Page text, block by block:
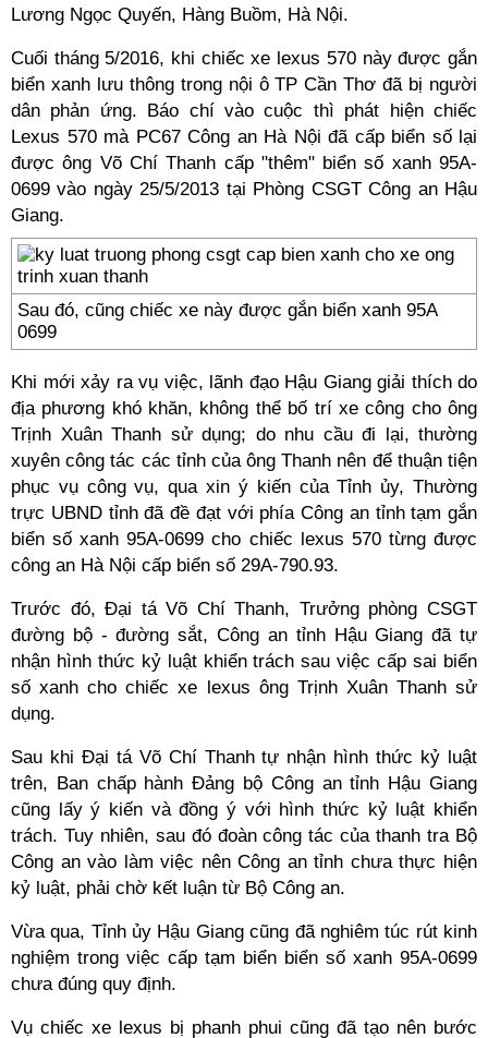
Lương Ngọc Quyến, Hàng Buồm, Hà Nội.
Cuối tháng 5/2016, khi chiếc xe lexus 570 này được gắn
biển xanh lưu thông trong nội ô TP Cần Thơ đã bị người
dân phản ứng. Báo chí vào cuộc thì phát hiện chiếc
Lexus 570 mà PC67 Công an Hà Nội đã cấp biển số lại
được ông Võ Chí Thanh cấp "thêm" biển số xanh 95A-
0699 vào ngày 25/5/2013 tại Phòng CSGT Công an Hậu
Giang.
Sau đó, cũng chiếc xe này được gắn biển xanh 95A
0699
Khi mới xảy ra vụ việc, lãnh đạo Hậu Giang giải thích do
địa phương khó khăn, không thể bố trí xe công cho ông
Trịnh Xuân Thanh sử dụng; do nhu cầu đi lại, thường
xuyên công tác các tỉnh của ông Thanh nên để thuận tiện
phục vụ công vụ, qua xin ý kiến của Tỉnh ủy, Thường
trực UBND tỉnh đã đề đạt với phía Công an tỉnh tạm gắn
biển số xanh 95A-0699 cho chiếc lexus 570 từng được
công an Hà Nội cấp biển số 29A-790.93.
Trước đó, Đại tá Võ Chí Thanh, Trưởng phòng CSGT
đường bộ - đường sắt, Công an tỉnh Hậu Giang đã tự
nhận hình thức kỷ luật khiển trách sau việc cấp sai biển
số xanh cho chiếc xe lexus ông Trịnh Xuân Thanh sử
dụng.
Sau khi Đại tá Võ Chí Thanh tự nhận hình thức kỷ luật
trên, Ban chấp hành Đảng bộ Công an tỉnh Hậu Giang
cũng lấy ý kiến và đồng ý với hình thức kỷ luật khiển
trách. Tuy nhiên, sau đó đoàn công tác của thanh tra Bộ
Công an vào làm việc nên Công an tỉnh chưa thực hiện
kỷ luật, phải chờ kết luận từ Bộ Công an.
Vừa qua, Tỉnh ủy Hậu Giang cũng đã nghiêm túc rút kinh
nghiệm trong việc cấp tạm biển biển số xanh 95A-0699
chưa đúng quy định.
Vụ chiếc xe lexus bị phanh phui cũng đã tạo nên bước